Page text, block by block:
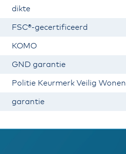
dikte
FSC®-gecertificeerd
KOMO
GND garantie
Politie Keurmerk Veilig Wonen
garantie